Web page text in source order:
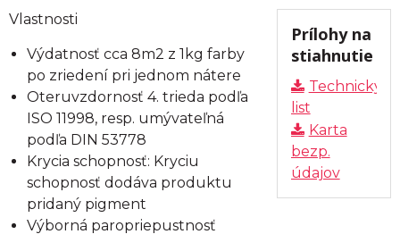
Prílohy na
stiahnutie
Technický
list
Karta
bezp.
údajov
Vlastnosti
Výdatnosť cca 8m2 z 1kg farby
po zriedení pri jednom nátere
Oteruvzdornosť 4. trieda podľa
ISO 11998, resp. umývateľná
podľa DIN 53778
Krycia schopnosť: Kryciu
schopnosť dodáva produktu
pridaný pigment
Výborná paropriepustnosť